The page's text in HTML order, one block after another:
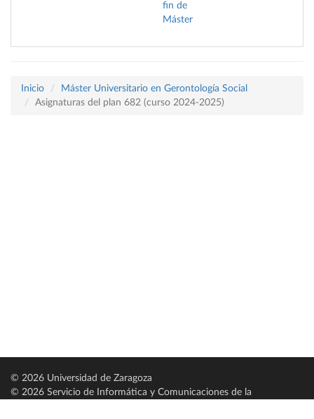
fin de
Máster
Inicio
Máster Universitario en Gerontología Social
Asignaturas del plan 682 (curso 2024-2025)
© 2026 Universidad de Zaragoza
© 2026 Servicio de Informática y Comunicaciones de la